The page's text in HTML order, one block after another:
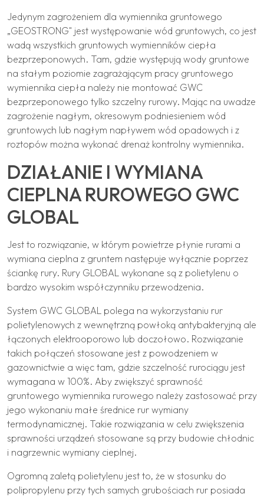
Jedynym zagrożeniem dla wymiennika gruntowego
„GEOSTRONG" jest występowanie wód gruntowych, co jest
wadą wszystkich gruntowych wymienników ciepła
bezprzeponowych. Tam, gdzie występują wody gruntowe
na stałym poziomie zagrażającym pracy gruntowego
wymiennika ciepła należy nie montować GWC
bezprzeponowego tylko szczelny rurowy. Mając na uwadze
zagrożenie nagłym, okresowym podniesieniem wód
gruntowych lub nagłym napływem wód opadowych i z
roztopów można wykonać drenaż kontrolny wymiennika.
DZIAŁANIE I WYMIANA
CIEPLNA RUROWEGO GWC
GLOBAL
Jest to rozwiązanie, w którym powietrze płynie rurami a
wymiana cieplna z gruntem następuje wyłącznie poprzez
ściankę rury. Rury GLOBAL wykonane są z polietylenu o
bardzo wysokim współczynniku przewodzenia.
System GWC GLOBAL polega na wykorzystaniu rur
polietylenowych z wewnętrzną powłoką antybakteryjną ale
łączonych elektrooporowo lub doczołowo. Rozwiązanie
takich połączeń stosowane jest z powodzeniem w
gazownictwie a więc tam, gdzie szczelność rurociągu jest
wymagana w 100%. Aby zwiększyć sprawność
gruntowego wymiennika rurowego należy zastosować przy
jego wykonaniu małe średnice rur wymiany
termodynamicznej. Takie rozwiązania w celu zwiększenia
sprawności urządzeń stosowane są przy budowie chłodnic
i nagrzewnic wymiany cieplnej.
Ogromną zaletą polietylenu jest to, że w stosunku do
polipropylenu przy tych samych grubościach rur posiada